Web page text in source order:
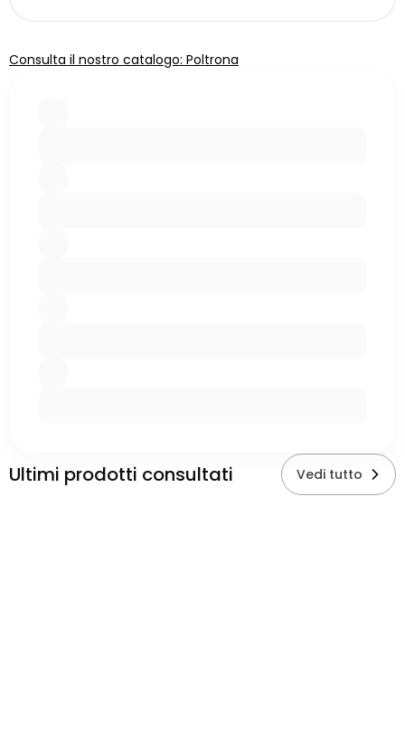
Consulta il nostro catalogo: Poltrona
Ultimi prodotti consultati Vedi tutto